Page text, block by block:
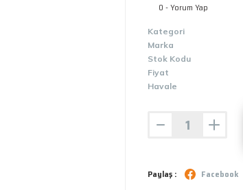
0 - Yorum Yap
Kategori
Marka
Stok Kodu
Fiyat
Havale
Paylaş : Facebook